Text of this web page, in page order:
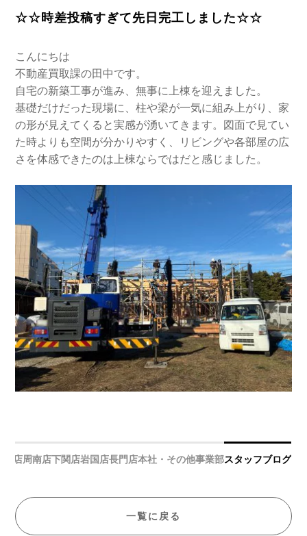
☆☆時差投稿すぎて先日完工しました☆☆
こんにちは
不動産買取課の田中です。
自宅の新築工事が進み、無事に上棟を迎えました。
基礎だけだった現場に、柱や梁が一気に組み上がり、家
の形が見えてくると実感が湧いてきます。図面で見てい
た時よりも空間が分かりやすく、リビングや各部屋の広
さを体感できたのは上棟ならではだと感じました。
部店周南店下関店岩国店長門店本社・その他事業部スタッフブログ
一覧に戻る